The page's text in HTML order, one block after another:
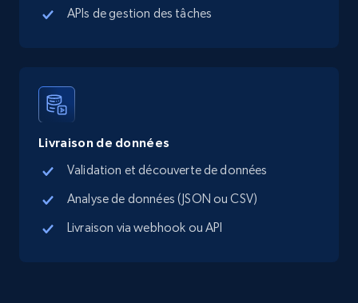
APIs de gestion des tâches
Livraison de données
Validation et découverte de données
Analyse de données (JSON ou CSV)
Livraison via webhook ou API